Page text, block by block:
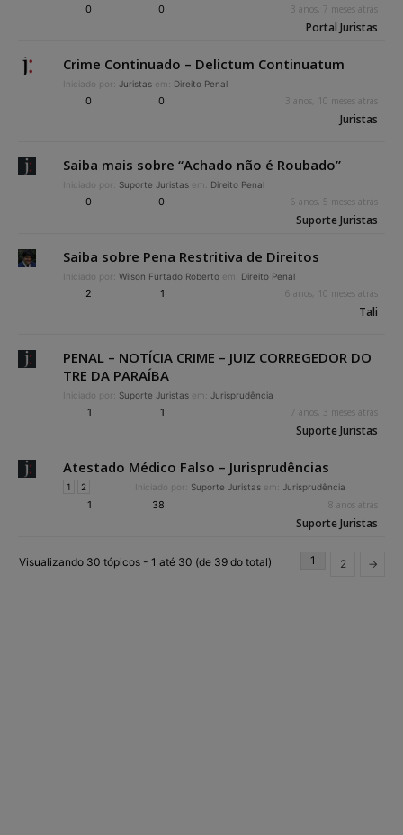
0 0 3 anos, 7 meses atrás
Portal Juristas
Crime Continuado – Delictum Continuatum
Iniciado por: Juristas em: Direito Penal
0 0 3 anos, 10 meses atrás
Juristas
Saiba mais sobre “Achado não é Roubado”
Iniciado por: Suporte Juristas em: Direito Penal
0 0 6 anos, 5 meses atrás
Suporte Juristas
Saiba sobre Pena Restritiva de Direitos
Iniciado por: Wilson Furtado Roberto em: Direito Penal
2 1 6 anos, 10 meses atrás
Tali
PENAL – NOTÍCIA CRIME – JUIZ CORREGEDOR DO
TRE DA PARAÍBA
Iniciado por: Suporte Juristas em: Jurisprudência
1 1 7 anos, 3 meses atrás
Suporte Juristas
Atestado Médico Falso – Jurisprudências
1 2 Iniciado por: Suporte Juristas em: Jurisprudência
1 38 8 anos atrás
Suporte Juristas
Visualizando 30 tópicos - 1 até 30 (de 39 do total) 1 2 →